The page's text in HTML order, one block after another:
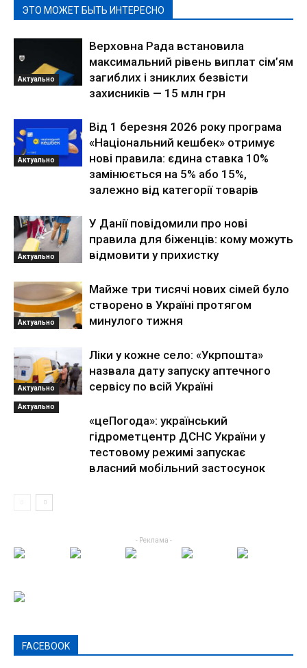
ЭТО МОЖЕТ БЫТЬ ИНТЕРЕСНО
Актуально
Верховна Рада встановила
максимальний рівень виплат сім’ям
загиблих і зниклих безвісти
захисників — 15 млн грн
Актуально
Від 1 березня 2026 року програма
«Національний кешбек» отримує
нові правила: єдина ставка 10%
замінюється на 5% або 15%,
залежно від категорії товарів
Актуально
У Данії повідомили про нові
правила для біженців: кому можуть
відмовити у прихистку
Актуально
Майже три тисячі нових сімей було
створено в Україні протягом
минулого тижня
Актуально
Ліки у кожне село: «Укрпошта»
назвала дату запуску аптечного
сервісу по всій Україні
Актуально
«цеПогода»: український
гідрометцентр ДСНС України у
тестовому режимі запускає
власний мобільний застосунок
- Реклама -
FACEBOOK